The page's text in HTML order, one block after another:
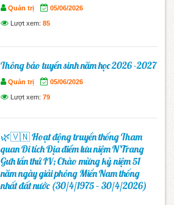
Quản trị 05/06/2026
Lượt xem: 85
Thông báo tuyển sinh năm học 2026 -2027
Quản trị 05/06/2026
Lượt xem: 79
🌿🇻🇳 Hoạt động truyền thống Tham
quan Di tích Địa điểm lưu niệm N’Trang
Gưh lần thứ IV; Chào mừng kỷ niệm 51
năm ngày giải phóng Miền Nam thống
nhất đất nước (30/4/1975 – 30/4/2026)